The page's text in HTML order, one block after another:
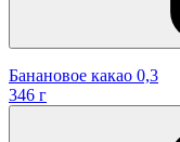
Банановое какао 0,3
346 г